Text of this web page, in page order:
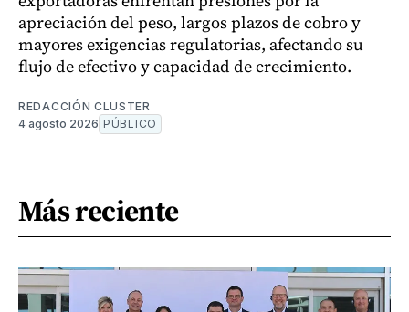
apreciación del peso, largos plazos de cobro y
mayores exigencias regulatorias, afectando su
flujo de efectivo y capacidad de crecimiento.
REDACCIÓN CLUSTER
4 agosto 2026 PÚBLICO
Más reciente